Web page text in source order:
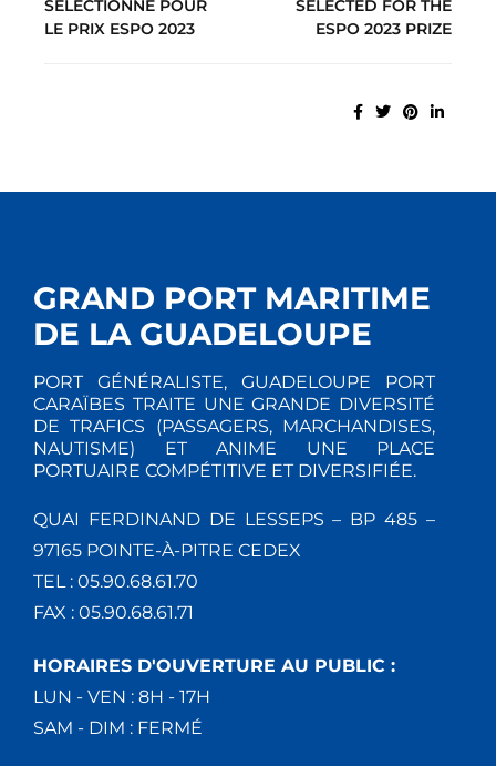
SÉLECTIONNÉ POUR
LE PRIX ESPO 2023
SELECTED FOR THE
ESPO 2023 PRIZE
GRAND PORT MARITIME
DE LA GUADELOUPE
PORT GÉNÉRALISTE, GUADELOUPE PORT
CARAÏBES TRAITE UNE GRANDE DIVERSITÉ
DE TRAFICS (PASSAGERS, MARCHANDISES,
NAUTISME) ET ANIME UNE PLACE
PORTUAIRE COMPÉTITIVE ET DIVERSIFIÉE.
QUAI FERDINAND DE LESSEPS – BP 485 –
97165 POINTE-À-PITRE CEDEX
TEL : 05.90.68.61.70
FAX : 05.90.68.61.71
HORAIRES D'OUVERTURE AU PUBLIC :
LUN - VEN : 8H - 17H
SAM - DIM : FERMÉ